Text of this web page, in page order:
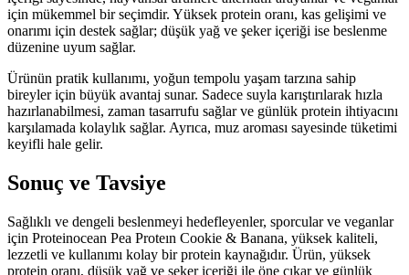
için mükemmel bir seçimdir. Yüksek protein oranı, kas gelişimi ve
onarımı için destek sağlar; düşük yağ ve şeker içeriği ise beslenme
düzenine uyum sağlar.
Ürünün pratik kullanımı, yoğun tempolu yaşam tarzına sahip
bireyler için büyük avantaj sunar. Sadece suyla karıştırılarak hızla
hazırlanabilmesi, zaman tasarrufu sağlar ve günlük protein ihtiyacını
karşılamada kolaylık sağlar. Ayrıca, muz aroması sayesinde tüketimi
keyifli hale gelir.
Sonuç ve Tavsiye
Sağlıklı ve dengeli beslenmeyi hedefleyenler, sporcular ve veganlar
için Proteinocean Pea Proteın Cookie & Banana, yüksek kaliteli,
lezzetli ve kullanımı kolay bir protein kaynağıdır. Ürün, yüksek
protein oranı, düşük yağ ve şeker içeriği ile öne çıkar ve günlük